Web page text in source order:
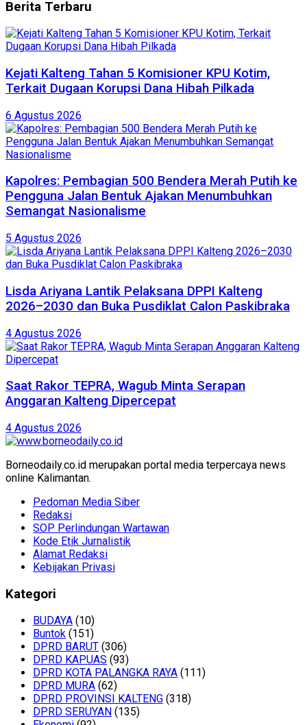
Berita Terbaru
Kejati Kalteng Tahan 5 Komisioner KPU Kotim,
Terkait Dugaan Korupsi Dana Hibah Pilkada
6 Agustus 2026
Kapolres: Pembagian 500 Bendera Merah Putih ke
Pengguna Jalan Bentuk Ajakan Menumbuhkan
Semangat Nasionalisme
5 Agustus 2026
Lisda Ariyana Lantik Pelaksana DPPI Kalteng
2026–2030 dan Buka Pusdiklat Calon Paskibraka
4 Agustus 2026
Saat Rakor TEPRA, Wagub Minta Serapan
Anggaran Kalteng Dipercepat
4 Agustus 2026
Borneodaily.co.id merupakan portal media terpercaya news
online Kalimantan.
Pedoman Media Siber
Redaksi
SOP Perlindungan Wartawan
Kode Etik Jurnalistik
Alamat Redaksi
Kebijakan Privasi
Kategori
BUDAYA (10)
Buntok (151)
DPRD BARUT (306)
DPRD KAPUAS (93)
DPRD KOTA PALANGKA RAYA (111)
DPRD MURA (62)
DPRD PROVINSI KALTENG (318)
DPRD SERUYAN (135)